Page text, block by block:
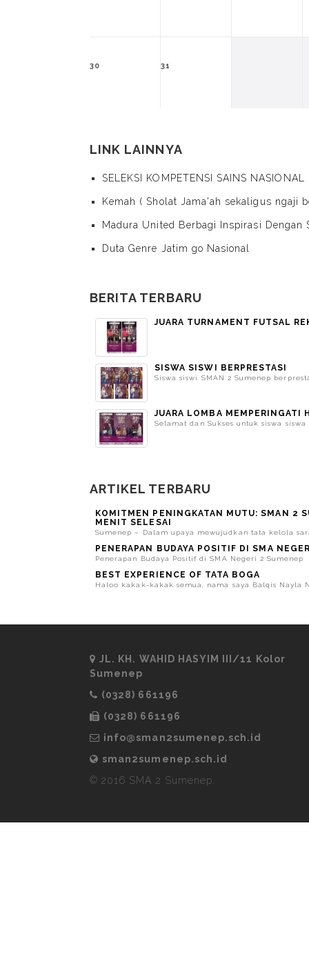
30 31
LINK LAINNYA
SELEKSI KOMPETENSI SAINS
Kemah ( Sholat Jama'ah sekaligus ngaji
Madura United Berbagi Inspirasi Dengan
Duta Genre Jatim go Nasional
BERITA TERBARU
JUARA TURNAMENT FUTSAL
SISWA SISWI BERPRESTASI
Siswa siswi SMAN 2 Sumenep
JUARA LOMBA MEMPERINGATI
Selamat dan Sukses untuk siswa
ARTIKEL TERBARU
KOMITMEN PENINGKATAN MUTU: SMAN 2
MENIT SELESAI
Sumenep – Dalam upaya mewujudkan tata kelola
PENERAPAN BUDAYA POSITIF DI SMA
Penerapan Budaya Positif di SMA Negeri 2 Sumenep
BEST EXPERIENCE OF TATA BOGA
Haloo kakak-kakak semua, nama saya Balqis Nayla
JL. KH. WAHID HASYIM III/11 Kolor
Sumenep
(0328) 661196
(0328) 661196
info@sman2sumenep.sch.id
sman2sumenep.sch.id
© 2016 SMA 2 Sumenep